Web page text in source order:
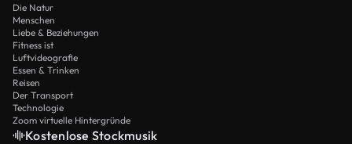
Die Natur
Menschen
Liebe & Beziehungen
Fitness ist
Luftvideografie
Essen & Trinken
Reisen
Der Transport
Technologie
Zoom virtuelle Hintergründe
Kostenlose Stockmusik